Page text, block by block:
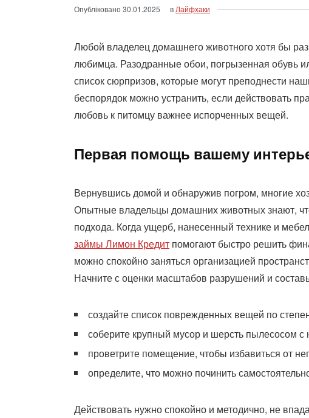
Опубліковано30.01.2025 в Лайфхаки
Любой владелец домашнего животного хотя бы
любимца. Разодранные обои, погрызенная обувь
список сюрпризов, которые могут преподнести
беспорядок можно устранить, если действовать
любовь к питомцу важнее испорченных вещей.
Первая помощь вашему
Вернувшись домой и обнаружив погром, многие
Опытные владельцы домашних животных знают,
подхода. Когда ущерб, нанесенный технике и
займы Лимон Кредит помогают быстро решить
можно спокойно заняться организацией
Начните с оценки масштабов разрушений и
создайте список поврежденных вещей по
соберите крупный мусор и шерсть пылесосом с
проветрите помещение, чтобы избавиться от
определите, что можно починить
Действовать нужно спокойно и методично, не